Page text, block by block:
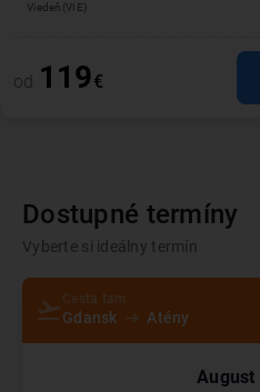
Viedeň (VIE)
od 119€
Dostupné termíny
Vyberte si ideálny termín
Cesta tam
Gdansk Atény
August